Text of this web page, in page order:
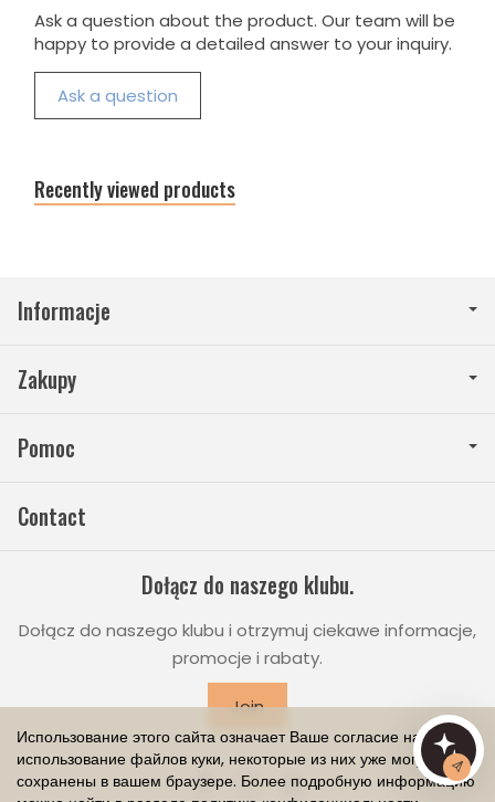
Ask a question about the product. Our team will be
happy to provide a detailed answer to your inquiry.
Ask a question
Recently viewed products
Informacje
Zakupy
Pomoc
Contact
Dołącz do naszego klubu.
Dołącz do naszego klubu i otrzymuj ciekawe informacje,
promocje i rabaty.
Join
Использование этого сайта означает Ваше согласие на
использование файлов куки, некоторые из них уже могут быть
сохранены в вашем браузере. Более подробную информацию